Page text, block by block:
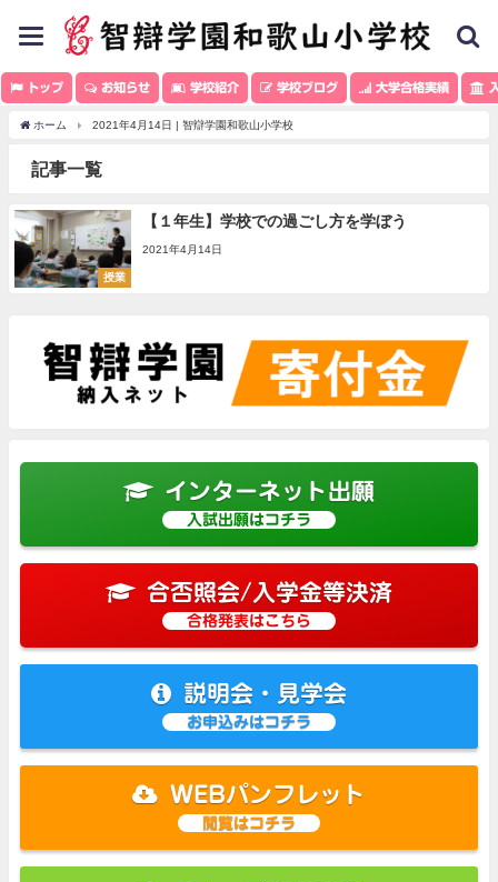
toggle
navigation
トップ お知らせ 学校紹介 学校ブログ 大学合格実績
ホーム 2021年4月14日 | 智辯学園和歌山小学校
記事一覧
授業
【１年生】学校での過ごし方を学ぼう
2021年4月14日
インターネット出願
入試出願はコチラ
合否照会/入学金等決済
合格発表はこちら
説明会・見学会
お申込みはコチラ
WEBパンフレット
閲覧はコチラ